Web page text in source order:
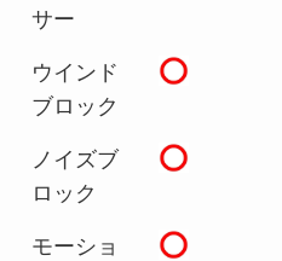
サー
ウインド
ブロック
ノイズブ
ロック
モーショ